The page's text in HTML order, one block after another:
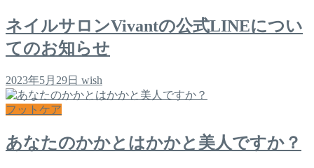
ネイルサロンVivantの公式LINEについ
てのお知らせ
2023年5月29日 wish
フットケア
あなたのかかとはかかと美人ですか？